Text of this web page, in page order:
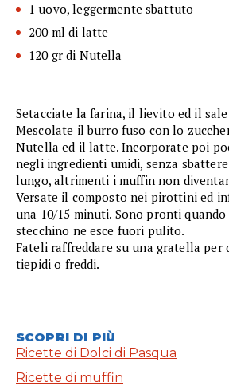
1 uovo, leggermente sbattuto
200 ml di latte
120 gr di Nutella
Setacciate la farina, il lievito ed il sale
Mescolate il burro fuso con lo
Nutella ed il latte. Incorporate poi
negli ingredienti umidi, senza
lungo, altrimenti i muffin non
Versate il composto nei pirottini ed
una 10/15 minuti. Sono pronti
stecchino ne esce fuori pulito.
Fateli raffreddare su una gratella per
tiepidi o freddi.
SCOPRI DI PIÙ
Ricette di Dolci di Pasqua
Ricette di muffin